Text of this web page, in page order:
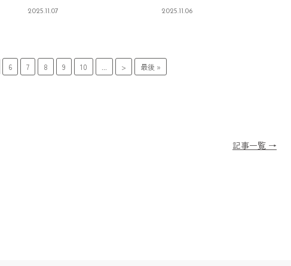
2025.11.07 2025.11.06
6 7 8 9 10 > 最後 »
記事一覧 →